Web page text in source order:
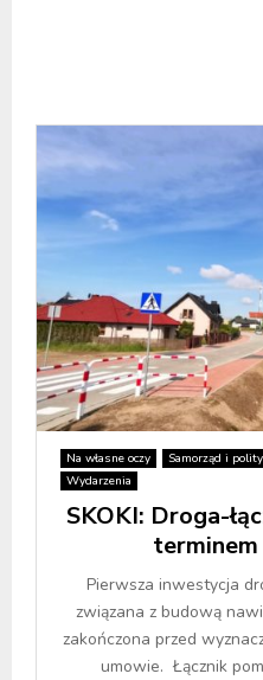
Na własne oczy Samorząd i
Wydarzenia
SKOKI: Droga-
terminem
Pierwsza inwestycja
związana z budową
zakończona przed
umowie. Łącznik